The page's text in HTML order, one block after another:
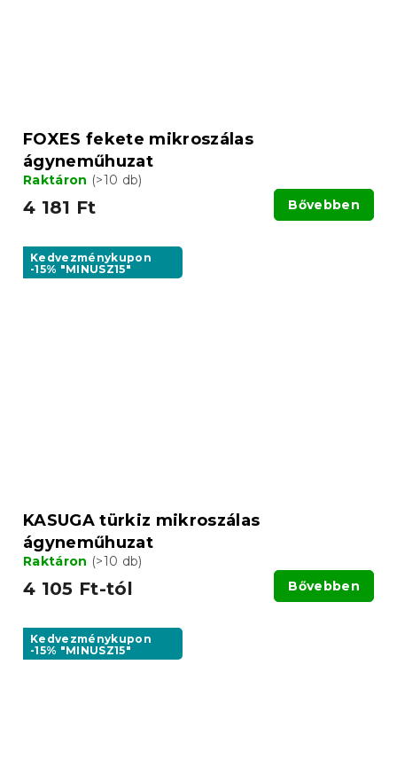
FOXES fekete mikroszálas
ágyneműhuzat
Raktáron (>10 db)
4 181 Ft Bővebben
Kedvezménykupon
-15% "MINUSZ15"
KASUGA türkiz mikroszálas
ágyneműhuzat
Raktáron (>10 db)
4 105 Ft-tól Bővebben
Kedvezménykupon
-15% "MINUSZ15"